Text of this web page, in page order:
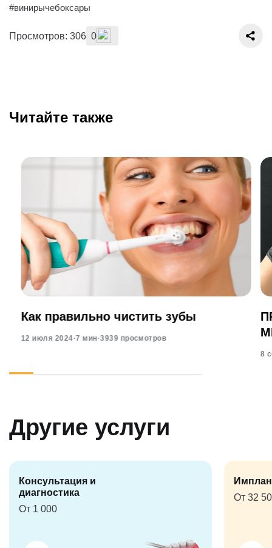
#винирычебоксары
Просмотров: 306 0
Читайте также
Как правильно чистить зубы
12 июля 2024·7 мин·3939 просмотров
8
Другие услуги
Консультация и
диагностика
От 1 000
От 32